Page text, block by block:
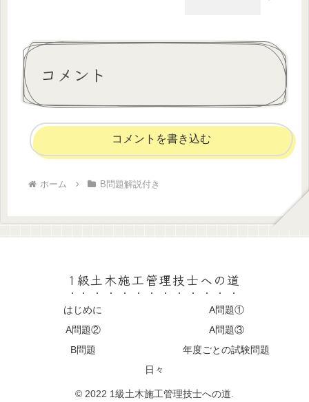
コメント
コメントを書き込む
ホーム B問題解説付き
1級土木施工管理技士への道
はじめに
A問題①
A問題②
A問題③
B問題
年度ごとの試験問題
日々
© 2022 1級土木施工管理技士への道.